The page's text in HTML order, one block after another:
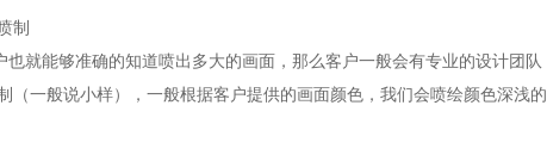
制
就能够准确的知道喷出多大的画面，那么客户一般会有专业的设计团队
（一般说小样），一般根据客户提供的画面颜色，我们会喷绘颜色深浅